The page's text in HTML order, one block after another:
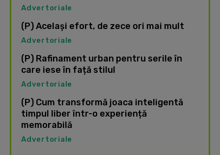
Advertoriale
(P) Același efort, de zece ori mai mult
Advertoriale
(P) Rafinament urban pentru serile în
care iese în față stilul
Advertoriale
(P) Cum transformă joaca inteligentă
timpul liber într-o experiență
memorabilă
Advertoriale